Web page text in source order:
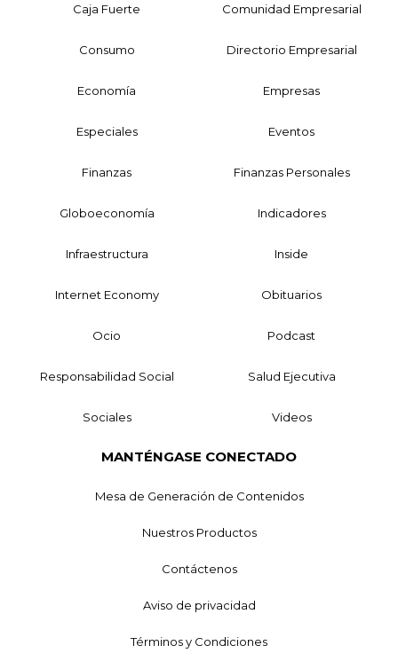
Caja Fuerte Comunidad Empresarial
Consumo Directorio Empresarial
Economía Empresas
Especiales Eventos
Finanzas Finanzas Personales
Globoeconomía Indicadores
Infraestructura Inside
Internet Economy Obituarios
Ocio Podcast
Responsabilidad Social Salud Ejecutiva
Sociales Videos
MANTÉNGASE CONECTADO
Mesa de Generación de Contenidos
Nuestros Productos
Contáctenos
Aviso de privacidad
Términos y Condiciones